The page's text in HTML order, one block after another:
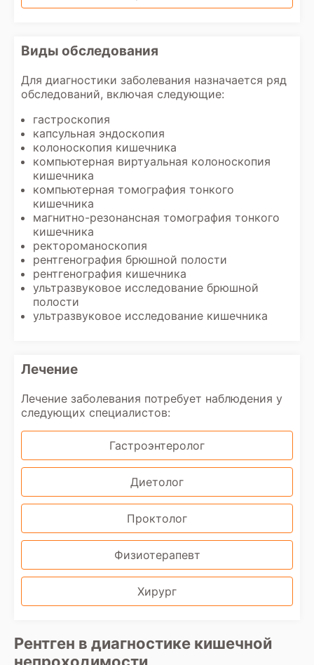
Виды обследования
Для диагностики заболевания назначается ряд
обследований, включая следующие:
гастроскопия
капсульная эндоскопия
колоноскопия кишечника
компьютерная виртуальная колоноскопия
кишечника
компьютерная томография тонкого
кишечника
магнитно-резонансная томография тонкого
кишечника
ректороманоскопия
рентгенография брюшной полости
рентгенография кишечника
ультразвуковое исследование брюшной
полости
ультразвуковое исследование кишечника
Лечение
Лечение заболевания потребует наблюдения у
следующих специалистов:
Гастроэнтеролог
Диетолог
Проктолог
Физиотерапевт
Хирург
Рентген в диагностике кишечной